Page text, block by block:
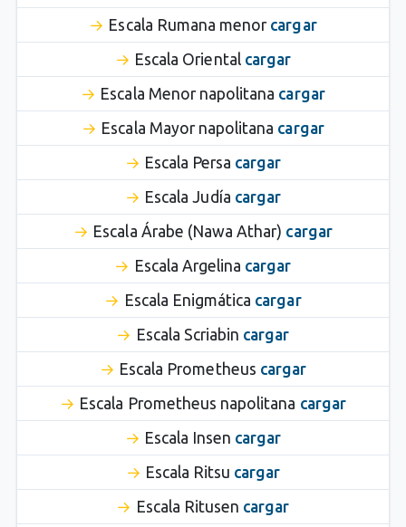
Escala Rumana menor cargar
Escala Oriental cargar
Escala Menor napolitana cargar
Escala Mayor napolitana cargar
Escala Persa cargar
Escala Judía cargar
Escala Árabe (Nawa Athar) cargar
Escala Argelina cargar
Escala Enigmática cargar
Escala Scriabin cargar
Escala Prometheus cargar
Escala Prometheus napolitana cargar
Escala Insen cargar
Escala Ritsu cargar
Escala Ritusen cargar